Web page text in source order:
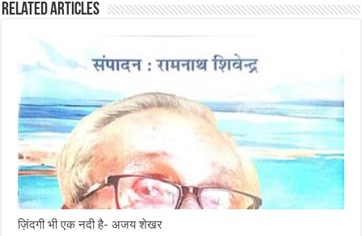
o
o
k
r
A
p
Related Articles
ज़िंदगी भी एक नदी है- अजय शेखर